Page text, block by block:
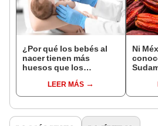
¿Por qué los bebés al
nacer tienen más
huesos que los
LEER MÁS
Ni